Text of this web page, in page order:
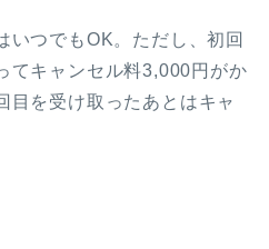
いつでもOK。ただし、初回
てキャンセル料3,000円がか
目を受け取ったあとはキャ